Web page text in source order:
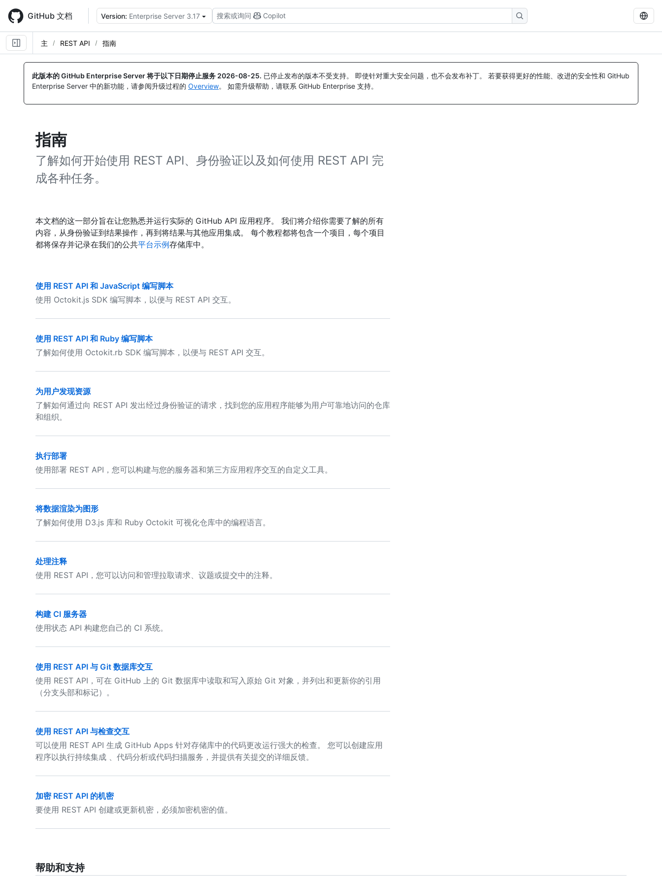
main
content
GitHub 文档 Version: Enterprise Server 3.17 搜索或询问 Copilot
主 REST API 指南
此版本的 GitHub Enterprise Server 将于以下日期停止服务 2026-08-25. 已停止发布的版本不受支持。 即使针对重大安全问题，也不会发布补丁。 若要获得更好的性能、改进的安全性和 GitHub
Enterprise Server 中的新功能，请参阅升级过程的 Overview。 如需升级帮助，请联系 GitHub Enterprise 支持。
指南
了解如何开始使用 REST API、身份验证以及如何使用 REST API 完
成各种任务。
本文档的这一部分旨在让您熟悉并运行实际的 GitHub API 应用程序。 我们将介绍你需要了解的所有
内容，从身份验证到结果操作，再到将结果与其他应用集成。 每个教程都将包含一个项目，每个项目
都将保存并记录在我们的公共平台示例存储库中。
使用 REST API 和 JavaScript 编写脚本
使用 Octokit.js SDK 编写脚本，以便与 REST API 交互。
使用 REST API 和 Ruby 编写脚本
了解如何使用 Octokit.rb SDK 编写脚本，以便与 REST API 交互。
为用户发现资源
了解如何通过向 REST API 发出经过身份验证的请求，找到您的应用程序能够为用户可靠地访问的仓库
和组织。
执行部署
使用部署 REST API，您可以构建与您的服务器和第三方应用程序交互的自定义工具。
将数据渲染为图形
了解如何使用 D3.js 库和 Ruby Octokit 可视化仓库中的编程语言。
处理注释
使用 REST API，您可以访问和管理拉取请求、议题或提交中的注释。
构建 CI 服务器
使用状态 API 构建您自己的 CI 系统。
使用 REST API 与 Git 数据库交互
使用 REST API，可在 GitHub 上的 Git 数据库中读取和写入原始 Git 对象，并列出和更新你的引用
（分支头部和标记）。
使用 REST API 与检查交互
可以使用 REST API 生成 GitHub Apps 针对存储库中的代码更改运行强大的检查。 您可以创建应用
程序以执行持续集成 、代码分析或代码扫描服务，并提供有关提交的详细反馈。
加密 REST API 的机密
要使用 REST API 创建或更新机密，必须加密机密的值。
帮助和支持